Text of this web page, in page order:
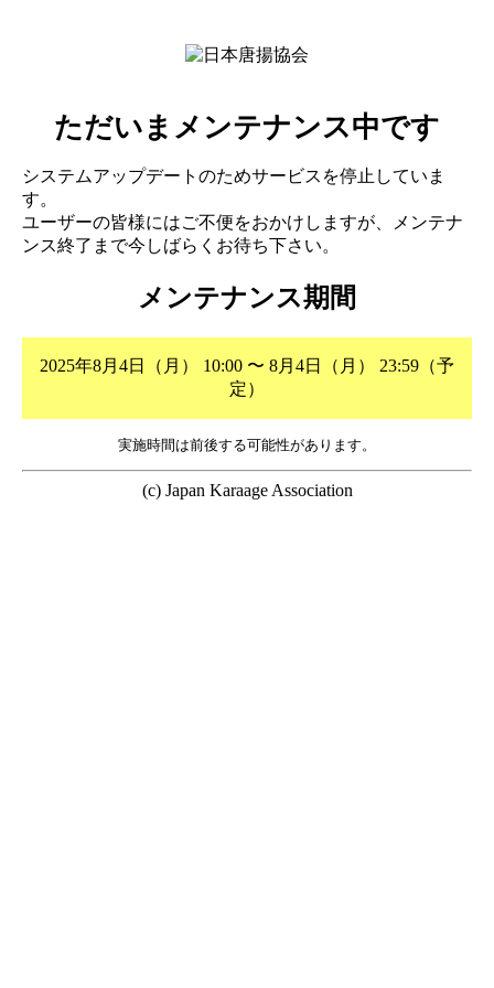
ただいまメンテナンス中です
システムアップデートのためサービスを停止していま
す。
ユーザーの皆様にはご不便をおかけしますが、メンテナ
ンス終了まで今しばらくお待ち下さい。
メンテナンス期間
2025年8月4日（月） 10:00 〜 8月4日（月） 23:59（予
定）
実施時間は前後する可能性があります。
(c) Japan Karaage Association